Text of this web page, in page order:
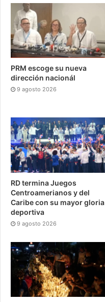
PRM escoge su nueva
dirección nacionál
9 agosto 2026
RD termina Juegos
Centroamerianos y del
Caribe con su mayor gloria
deportiva
9 agosto 2026